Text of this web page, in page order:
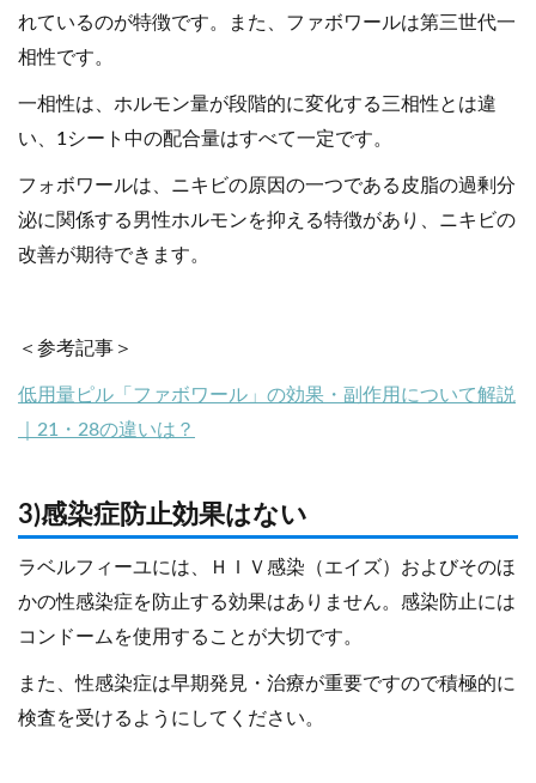
れているのが特徴です。また、ファボワールは第三世代一
相性です。
一相性は、ホルモン量が段階的に変化する三相性とは違
い、1シート中の配合量はすべて一定です。
フォボワールは、ニキビの原因の一つである皮脂の過剰分
泌に関係する男性ホルモンを抑える特徴があり、ニキビの
改善が期待できます。
＜参考記事＞
低用量ピル「ファボワール」の効果・副作用について解説
｜21・28の違いは？
3)感染症防止効果はない
ラベルフィーユには、ＨＩＶ感染（エイズ）およびそのほ
かの性感染症を防止する効果はありません。感染防止には
コンドームを使用することが大切です。
また、性感染症は早期発見・治療が重要ですので積極的に
検査を受けるようにしてください。